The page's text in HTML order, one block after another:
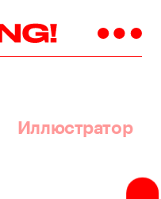
Иллюстратор